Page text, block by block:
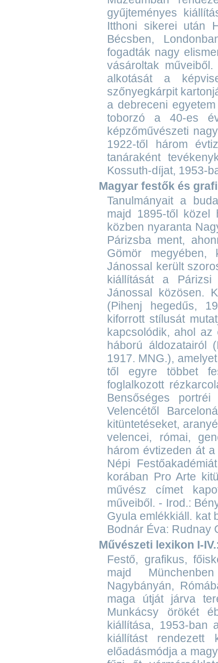
gyűjteményes
Itthoni sikerei után
Bécsben,
fogadták nagy
vásároltak
alkotását a
szőnyegkárpit
a debreceni
toborzó a 40-es
képzőművészeti
1922-től három
tanáraként
Kossuth-díjat, 1953-
Magyar festők és
Tanulmányait a
majd 1895-től közel
közben nyaranta
Párizsba ment,
Gömör megyében,
Jánossal került
kiállítását a Párizsi
Jánossal közösen.
(Pihenj hegedűs,
kiforrott stílusát
kapcsolódik, ahol
háború áldozatairól
1917. MNG.),
től egyre többet
foglalkozott
Bensőséges
Velencétől
kitüntetéseket,
velencei, római,
három évtizeden át
Népi
korában Pro Arte
művész címet
műveiből. - Irod.:
Gyula emlékkiáll. kat
Bodnár Éva: Rudnay
Művészeti lexikon I-
Festő, grafikus,
majd
Nagybányán,
maga útját járva
Munkácsy örökét
kiállítása, 1953-ban
kiállítást rendezett
előadásmódja a